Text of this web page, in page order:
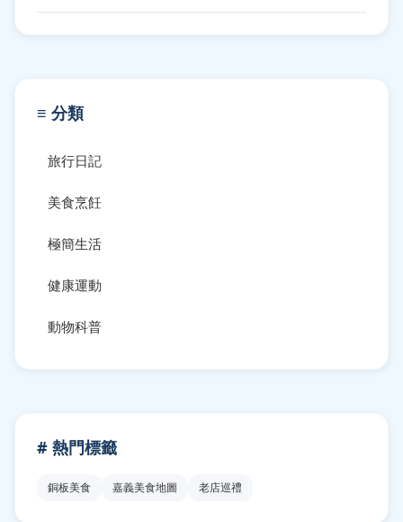
≡ 分類
旅行日記
美食烹飪
極簡生活
健康運動
動物科普
# 熱門標籤
銅板美食 嘉義美食地圖 老店巡禮